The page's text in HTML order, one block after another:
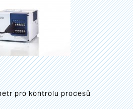
pro kontrolu procesů